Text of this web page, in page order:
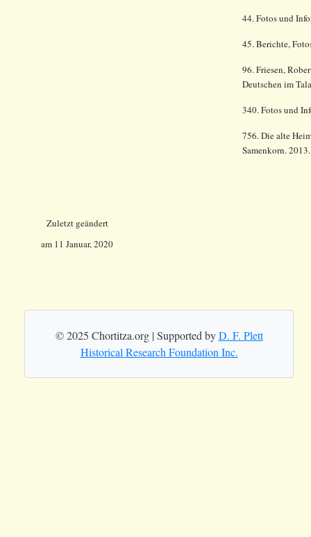
44. Fotos und
45. Berichte,
96. Friesen,
Deutschen im
340. Fotos und
756.Die alte
Samenkorn. 2013.
Zuletzt geändert
am 11 Januar, 2020
© 2025 Chortitza.org | Supported byD. F. Plett
Historical Research Foundation Inc.